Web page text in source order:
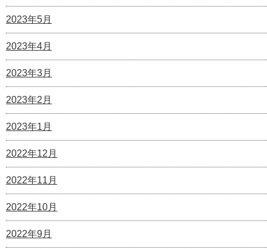
2023年5月
2023年4月
2023年3月
2023年2月
2023年1月
2022年12月
2022年11月
2022年10月
2022年9月